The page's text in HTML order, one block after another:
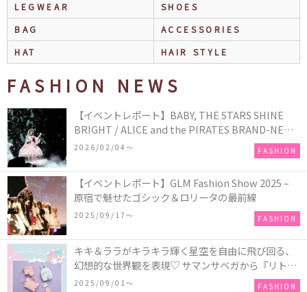
LEGWEAR
SHOES
BAG
ACCESSORIES
HAT
HAIR STYLE
FASHION NEWS
【イベントレポート】BABY, THE STARS SHINE
BRIGHT / ALICE and the PIRATES BRAND-NEW
COLLECTION in TOKYO
2026/02/04〜 FASHION
【イベントレポート】GLM Fashion Show 2025 –
原宿で魅せたゴシック＆ロリータの最前線
2025/09/17〜 FASHION
キキ＆ララがキラキラ輝く星空を自由に飛び回る、
幻想的な世界観を表現♡ サマンサベガから『リトル
ツインスターズ』50周年アニバーサリーイヤー』を
2025/09/01〜 FASHION